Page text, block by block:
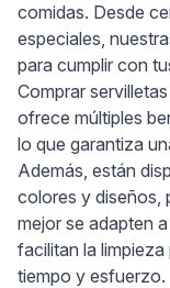
comidas. Desde
especiales,
para cumplir con
Comprar
ofrece múltiples
lo que garantiza
Además, están
colores y diseños,
mejor se adapten
facilitan la
tiempo y esfuerzo.